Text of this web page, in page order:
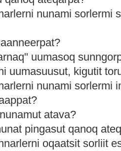
nunami sorlermi
uumasoq
uumasuusut, kigutit
nunami sorlermi
atava?
pingasut qanoq
oqaatsit sorliit